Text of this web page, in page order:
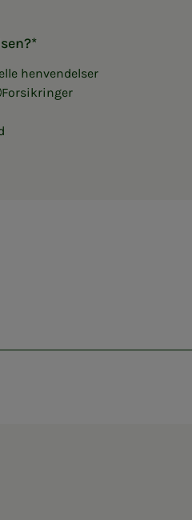
henvendelser
Forsikringer